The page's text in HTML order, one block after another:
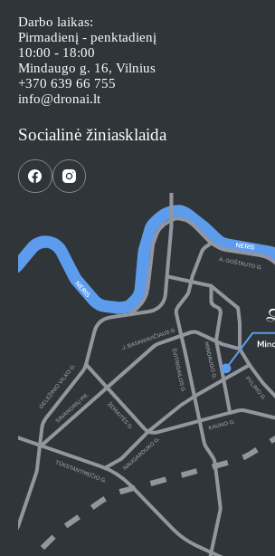
Darbo laikas:
Pirmadienį - penktadienį
10:00 - 18:00
Mindaugo g. 16, Vilnius
+370 639 66 755
info@dronai.lt
Socialinė žiniasklaida